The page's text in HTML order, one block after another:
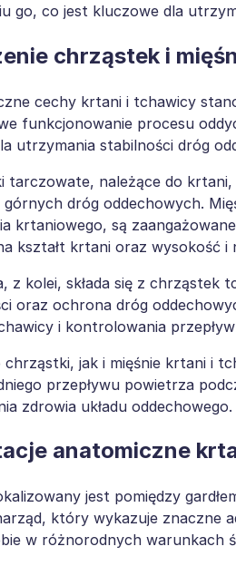
go, co jest kluczowe dla
chrząstek i
cechy krtani i tchawicy
funkcjonowanie procesu
utrzymania stabilności dróg
tarczowate, należące do
dróg oddechowych.
krtaniowego, są
kształt krtani oraz wysokość i
z kolei, składa się z chrząstek
oraz ochrona dróg
i kontrolowania
chrząstki, jak i mięśnie krtani i
przepływu powietrza
zdrowia układu oddechowego.
anatomiczne
jest pomiędzy
który wykazuje znaczne
w różnorodnych warunkach